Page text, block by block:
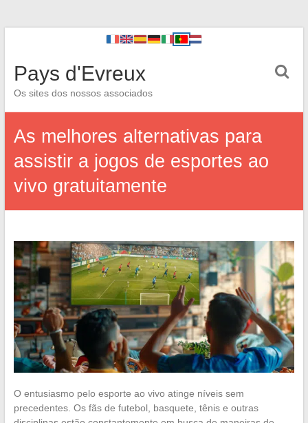
Pays d'Evreux
Os sites dos nossos associados
As melhores alternativas para
assistir a jogos de esportes ao
vivo gratuitamente
O entusiasmo pelo esporte ao vivo atinge níveis sem
precedentes. Os fãs de futebol, basquete, tênis e outras